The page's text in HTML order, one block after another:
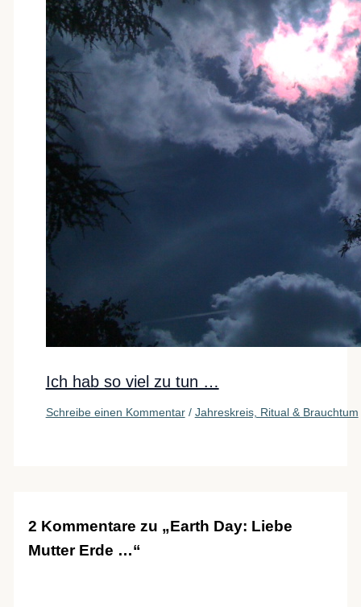
Ich hab so viel zu tun …
Schreibe einen Kommentar / Jahreskreis, Ritual & Brauchtum
2 Kommentare zu „Earth Day: Liebe
Mutter Erde …“